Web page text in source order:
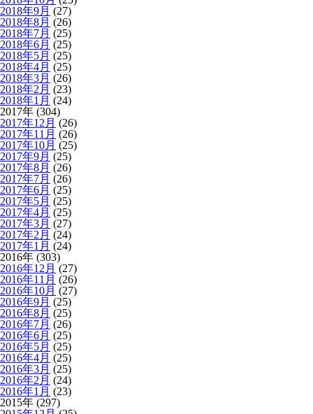
2018年9月 (27)
2018年8月 (26)
2018年7月 (25)
2018年6月 (25)
2018年5月 (25)
2018年4月 (25)
2018年3月 (26)
2018年2月 (23)
2018年1月 (24)
2017年 (304)
2017年12月 (26)
2017年11月 (26)
2017年10月 (25)
2017年9月 (25)
2017年8月 (26)
2017年7月 (26)
2017年6月 (25)
2017年5月 (25)
2017年4月 (25)
2017年3月 (27)
2017年2月 (24)
2017年1月 (24)
2016年 (303)
2016年12月 (27)
2016年11月 (26)
2016年10月 (27)
2016年9月 (25)
2016年8月 (25)
2016年7月 (26)
2016年6月 (25)
2016年5月 (25)
2016年4月 (25)
2016年3月 (25)
2016年2月 (24)
2016年1月 (23)
2015年 (297)